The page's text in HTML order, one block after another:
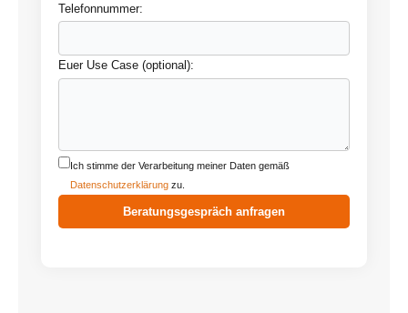
Telefonnummer:
Euer Use Case (optional):
Ich stimme der Verarbeitung meiner Daten gemäß
Datenschutzerklärung zu.
Beratungsgespräch anfragen